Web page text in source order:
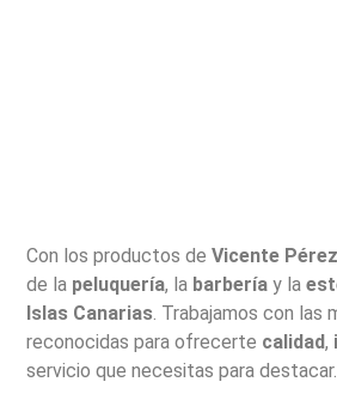
Con los productos deVicente
de la peluquería, la barbería y la
Islas Canarias. Trabajamos con las
reconocidas para ofrecerte calidad,
servicio que necesitas para destacar.